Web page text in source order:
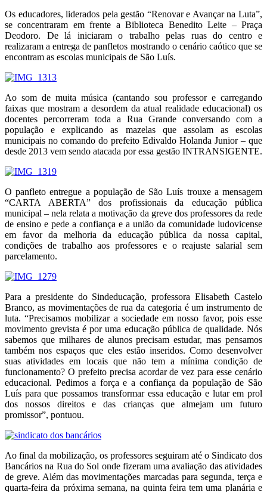
Os educadores, liderados pela gestão “Renovar e Avançar na Luta”,
se concentraram em frente a Biblioteca Benedito Leite – Praça
Deodoro. De lá iniciaram o trabalho pelas ruas do centro e
realizaram a entrega de panfletos mostrando o cenário caótico que se
encontram as escolas municipais de São Luís.
Ao som de muita música (cantando sou professor e carregando
faixas que mostram a desordem da atual realidade educacional) os
docentes percorreram toda a Rua Grande conversando com a
população e explicando as mazelas que assolam as escolas
municipais no comando do prefeito Edivaldo Holanda Junior – que
desde 2013 vem sendo atacada por essa gestão INTRANSIGENTE.
O panfleto entregue a população de São Luís trouxe a mensagem
“CARTA ABERTA” dos profissionais da educação pública
municipal – nela relata a motivação da greve dos professores da rede
de ensino e pede a confiança e a união da comunidade ludovicense
em favor da melhoria da educação pública da nossa capital,
condições de trabalho aos professores e o reajuste salarial sem
parcelamento.
Para a presidente do Sindeducação, professora Elisabeth Castelo
Branco, as movimentações de rua da categoria é um instrumento de
luta. “Precisamos mobilizar a sociedade em nosso favor, pois esse
movimento grevista é por uma educação pública de qualidade. Nós
sabemos que milhares de alunos precisam estudar, mas pensamos
também nos espaços que eles estão inseridos. Como desenvolver
suas atividades em locais que não tem a mínima condição de
funcionamento? O prefeito precisa acordar de vez para esse cenário
educacional. Pedimos a força e a confiança da população de São
Luís para que possamos transformar essa educação e lutar em prol
dos nossos direitos e das crianças que almejam um futuro
promissor”, pontuou.
Ao final da mobilização, os professores seguiram até o Sindicato dos
Bancários na Rua do Sol onde fizeram uma avaliação das atividades
de greve. Além das movimentações marcadas para segunda, terça e
quarta-feira da próxima semana, na quinta feira tem uma planária e